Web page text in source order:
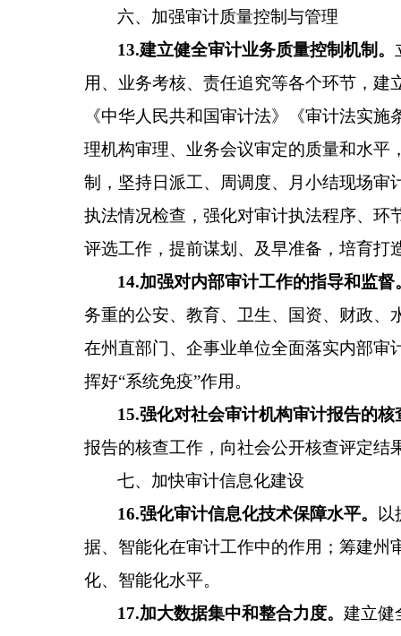
六、 加强审计质量控制与管理
13.建立健全审计业务质量控制机制。
用、业务考核、责任追究等各个环节，
《中华人民共和国审计法》
《审计法实
理机构审理、业务会议审定的质量和水平
制，坚持日派工、周调度、月小结现场审
执法情况检查，强化对审计执法程序、环
评选工作，提前谋划、及早准备，培育打
14.加强对内部审计工作的指导和监督
务重的公安、教育、卫生、国资、财政、
在州直部门、企事业单位全面落实内部审
挥好“系统免疫”作用。
15.强化对社会审计机构审计报告的核
报告的核查工作，向社会公开核查评定结
七、加快审计信息化建设
16.强化审计信息化技术保障水平。
以
据、智能化在审计工作中的作用 ； 筹建州
化、智能化水平。
17.加大数据集中和整合力度。建立健